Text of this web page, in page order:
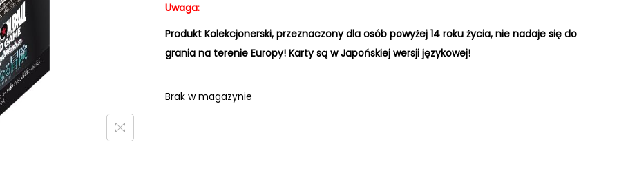
Uwaga:
Produkt Kolekcjonerski, przeznaczony dla osób powyżej 14 roku życia, nie nadaje się do
grania na terenie Europy! Karty są w Japońskiej wersji językowej!
Brak w magazynie